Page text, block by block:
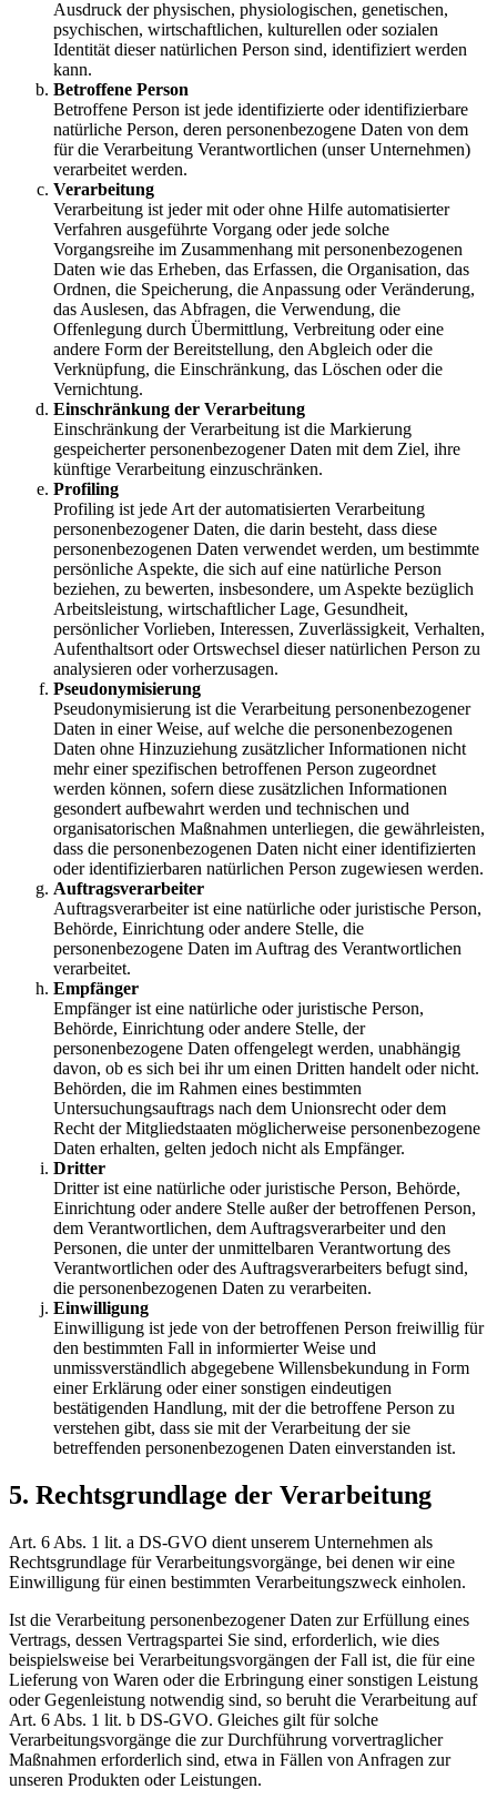
Ausdruck der physischen, physiologischen, genetischen,
psychischen, wirtschaftlichen, kulturellen oder sozialen
Identität dieser natürlichen Person sind, identifiziert werden
kann.
Betroffene Person
Betroffene Person ist jede identifizierte oder identifizierbare
natürliche Person, deren personenbezogene Daten von dem
für die Verarbeitung Verantwortlichen (unser Unternehmen)
verarbeitet werden.
Verarbeitung
Verarbeitung ist jeder mit oder ohne Hilfe automatisierter
Verfahren ausgeführte Vorgang oder jede solche
Vorgangsreihe im Zusammenhang mit personenbezogenen
Daten wie das Erheben, das Erfassen, die Organisation, das
Ordnen, die Speicherung, die Anpassung oder Veränderung,
das Auslesen, das Abfragen, die Verwendung, die
Offenlegung durch Übermittlung, Verbreitung oder eine
andere Form der Bereitstellung, den Abgleich oder die
Verknüpfung, die Einschränkung, das Löschen oder die
Vernichtung.
Einschränkung der Verarbeitung
Einschränkung der Verarbeitung ist die Markierung
gespeicherter personenbezogener Daten mit dem Ziel, ihre
künftige Verarbeitung einzuschränken.
Profiling
Profiling ist jede Art der automatisierten Verarbeitung
personenbezogener Daten, die darin besteht, dass diese
personenbezogenen Daten verwendet werden, um bestimmte
persönliche Aspekte, die sich auf eine natürliche Person
beziehen, zu bewerten, insbesondere, um Aspekte bezüglich
Arbeitsleistung, wirtschaftlicher Lage, Gesundheit,
persönlicher Vorlieben, Interessen, Zuverlässigkeit, Verhalten,
Aufenthaltsort oder Ortswechsel dieser natürlichen Person zu
analysieren oder vorherzusagen.
Pseudonymisierung
Pseudonymisierung ist die Verarbeitung personenbezogener
Daten in einer Weise, auf welche die personenbezogenen
Daten ohne Hinzuziehung zusätzlicher Informationen nicht
mehr einer spezifischen betroffenen Person zugeordnet
werden können, sofern diese zusätzlichen Informationen
gesondert aufbewahrt werden und technischen und
organisatorischen Maßnahmen unterliegen, die gewährleisten,
dass die personenbezogenen Daten nicht einer identifizierten
oder identifizierbaren natürlichen Person zugewiesen werden.
Auftragsverarbeiter
Auftragsverarbeiter ist eine natürliche oder juristische Person,
Behörde, Einrichtung oder andere Stelle, die
personenbezogene Daten im Auftrag des Verantwortlichen
verarbeitet.
Empfänger
Empfänger ist eine natürliche oder juristische Person,
Behörde, Einrichtung oder andere Stelle, der
personenbezogene Daten offengelegt werden, unabhängig
davon, ob es sich bei ihr um einen Dritten handelt oder nicht.
Behörden, die im Rahmen eines bestimmten
Untersuchungsauftrags nach dem Unionsrecht oder dem
Recht der Mitgliedstaaten möglicherweise personenbezogene
Daten erhalten, gelten jedoch nicht als Empfänger.
Dritter
Dritter ist eine natürliche oder juristische Person, Behörde,
Einrichtung oder andere Stelle außer der betroffenen Person,
dem Verantwortlichen, dem Auftragsverarbeiter und den
Personen, die unter der unmittelbaren Verantwortung des
Verantwortlichen oder des Auftragsverarbeiters befugt sind,
die personenbezogenen Daten zu verarbeiten.
Einwilligung
Einwilligung ist jede von der betroffenen Person freiwillig für
den bestimmten Fall in informierter Weise und
unmissverständlich abgegebene Willensbekundung in Form
einer Erklärung oder einer sonstigen eindeutigen
bestätigenden Handlung, mit der die betroffene Person zu
verstehen gibt, dass sie mit der Verarbeitung der sie
betreffenden personenbezogenen Daten einverstanden ist.
5. Rechtsgrundlage der Verarbeitung
Art. 6 Abs. 1 lit. a DS-GVO dient unserem Unternehmen als
Rechtsgrundlage für Verarbeitungsvorgänge, bei denen wir eine
Einwilligung für einen bestimmten Verarbeitungszweck einholen.
Ist die Verarbeitung personenbezogener Daten zur Erfüllung eines
Vertrags, dessen Vertragspartei Sie sind, erforderlich, wie dies
beispielsweise bei Verarbeitungsvorgängen der Fall ist, die für eine
Lieferung von Waren oder die Erbringung einer sonstigen Leistung
oder Gegenleistung notwendig sind, so beruht die Verarbeitung auf
Art. 6 Abs. 1 lit. b DS-GVO. Gleiches gilt für solche
Verarbeitungsvorgänge die zur Durchführung vorvertraglicher
Maßnahmen erforderlich sind, etwa in Fällen von Anfragen zur
unseren Produkten oder Leistungen.